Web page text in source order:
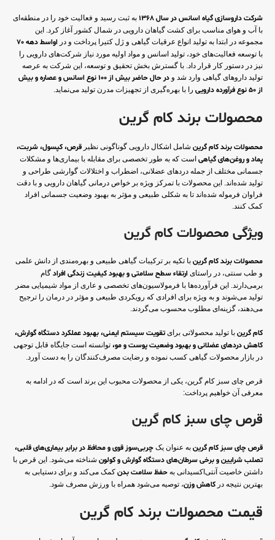
شرکت داروسازی گیاه اسانس در سال 1368
به ثبت رسید و فعالیت خود را در منطقه‌ای
با آب و هوای مناسب برای کشت گیاهان دارویی در شمال کشور آغاز کرد. این
مجموعه در ابتدا به تولید انواع عرقیات گیاهی و ژل کتیرا پرداخت و در اواسط دهه 70
با توسعه فعالیت‌های خود، تولید اسانس و مواد اولیه مورد نیاز شرکت‌های دارویی را
نیز در دستور کار قرار داد. با گسترش بخش تحقیق و توسعه، این شرکت به عرصه
تولید داروهای گیاهی وارد شد و
در حال حاضر بیش از 100 نوع اسانس و عصاره و بیش
از 50 نوع فرآورده دارویی
را با بهره‌گیری از تجهیزات مدرن تولید می‌نماید.
محصولات برند کام گرین
محصولات برند کام گرین شامل اشکال دارویی گوناگونی نظیر قرص، کپسول، شربت،
پماد و روغن‌های گیاهی است که به طور تخصصی برای مقابله با بیماری‌ها و مشکلات
جسمانی مختلف از جمله دردهای عضلانی، اضطراب و اختلالات گوارشی طراحی و
تولید شده‌اند. این محصولات با تمرکز ویژه بر خواص درمانی گیاهان دارویی و با دقت
فراوان فرموله شده‌اند تا به شکلی طبیعی و مؤثر به بهبود وضعیت جسمانی افراد
کمک کنند.
ویژگی محصولات کام گرین
محصولات برند کام گرین با تکیه بر ترکیبات گیاهی طبیعی و بهره‌مندی از دانش علمی
و طب سنتی، در راستای ارتقاء سطح سلامتی و بهبود کیفیت زندگی افراد گام
برمی‌دارند. این فرآورده‌ها با فرمولاسیون‌های تخصصی و عاری از مواد شیمیایی مضر
تولید می‌شوند و به ویژه برای افرادی که رویکردی طبیعی و مؤثر در درمان را ترجیح
می‌دهند، گزینه‌ای مطلوب محسوب می‌گردند.
کام گرین با تولید محصولاتی برای تقویت سیستم ایمنی، بهبود عملکرد دستگاه گوارش،
کاهش دردهای عضلانی و بهبود وضعیت پوست و مو، توانسته است جایگاه قابل توجهی
در بازار محصولات گیاهی کسب نموده و رضایت مصرف‌کنندگان را به دست آورد.
قرص چای سبز کام گرین، یکی از محصولات محبوب این برند است که در ادامه به
معرفی آن خواهیم پرداخت:
قرص چای سبز کام گرین
قرص چای سبز کام گرین به عنوان یک چربی‌سوز قوی و محافظ در برابر بیماری‌های قلبی،
تصلب شرایین و برخی سرطان‌های دستگاه گوارش و کولون شناخته می‌شود. این قرص با
داشتن خاصیت آنتی‌اکسیدانی به حفظ سلامت بدن کمک می‌کند و برای دستیابی به
بهترین نتیجه در کاهش وزن، توصیه می‌شود همراه با ورزش مصرف شود.
قیمت محصولات برند کام گرین